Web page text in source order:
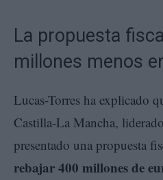
La propuesta
millones menos
Lucas-Torres ha explicado
Castilla-La Mancha,
presentado una propuesta
rebajar 400 millones de